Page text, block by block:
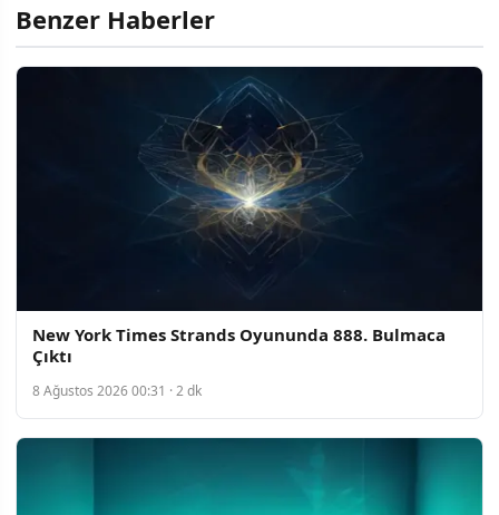
Benzer Haberler
New York Times Strands Oyununda 888. Bulmaca
Çıktı
8 Ağustos 2026 00:31 · 2 dk